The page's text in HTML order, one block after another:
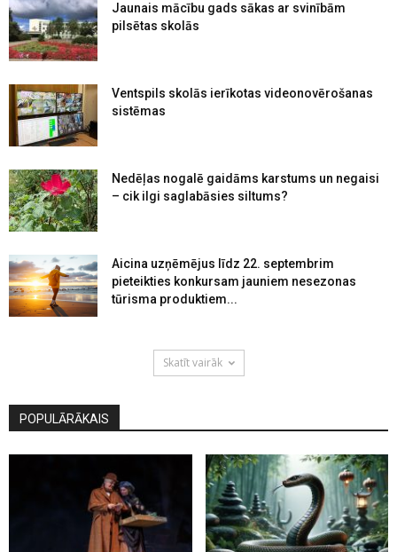
Jaunais mācību gads sākas ar svinībām
pilsētas skolās
Ventspils skolās ierīkotas videonovērošanas
sistēmas
Nedēļas nogalē gaidāms karstums un negaisi
– cik ilgi saglabāsies siltums?
Aicina uzņēmējus līdz 22. septembrim
pieteikties konkursam jauniem nesezonas
tūrisma produktiem...
Skatīt vairāk
POPULĀRĀKAIS